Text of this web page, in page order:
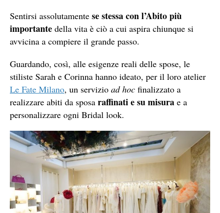
Sentirsi assolutamente se stessa con l’Abito più
importante della vita è ciò a cui aspira chiunque si
avvicina a compiere il grande passo.
Guardando, così, alle esigenze reali delle spose, le
stiliste Sarah e Corinna hanno ideato, per il loro atelier
Le Fate Milano, un servizio ad hoc finalizzato a
realizzare abiti da sposa raffinati e su misura e a
personalizzare ogni Bridal look.